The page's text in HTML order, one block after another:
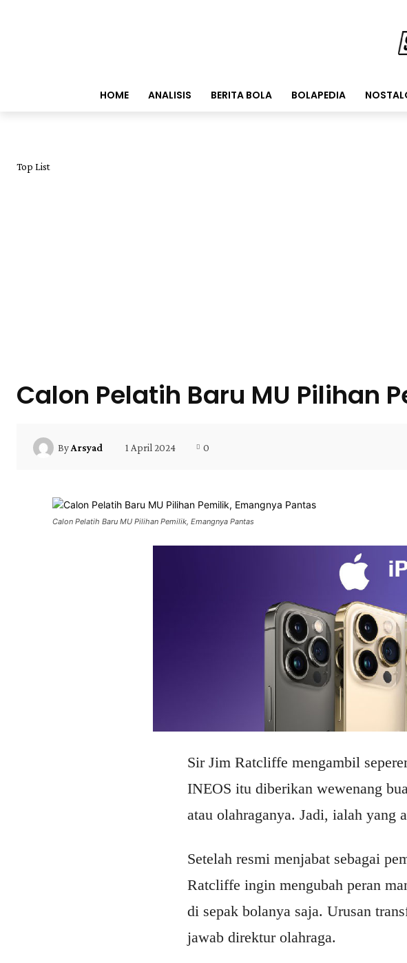
HOME ANALISIS BERITA BOLA BOLAPEDIA
Top List
Calon Pelatih Baru MU Pilihan
ByArsyad 1 April 2024 0
Calon Pelatih Baru MU Pilihan Pemilik, Emangnya Pantas
Sir Jim Ratcliffe mengambil
INEOS itu diberikan wewenang
atau olahraganya. Jadi, ialah yang
Setelah resmi menjabat sebagai
Ratcliffe ingin mengubah peran
di sepak bolanya saja. Urusan
jawab direktur olahraga.